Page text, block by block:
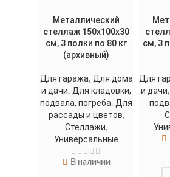
Металлический
стеллаж 150x100x30
см, 3 полки по 80 кг
(архивный)
Для гаража, Для дома
и дачи, Для кладовки,
подвала, погреба, Для
рассады и цветов,
Стеллажи,
Универсальные
В наличии
см, 3
Для
и дачи,